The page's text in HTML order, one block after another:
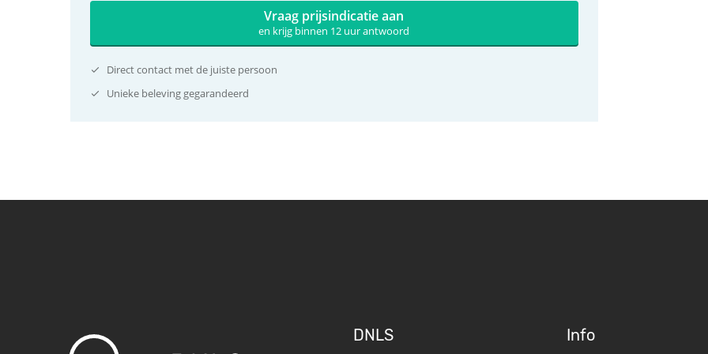
Vraag prijsindicatie aan
en krijg binnen 12 uur antwoord
Direct contact met de juiste persoon
Unieke beleving gegarandeerd
DNLS Info